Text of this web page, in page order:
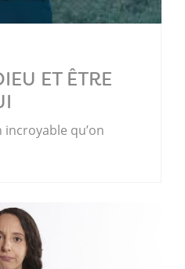
ET ÊTRE
incroyable qu’on